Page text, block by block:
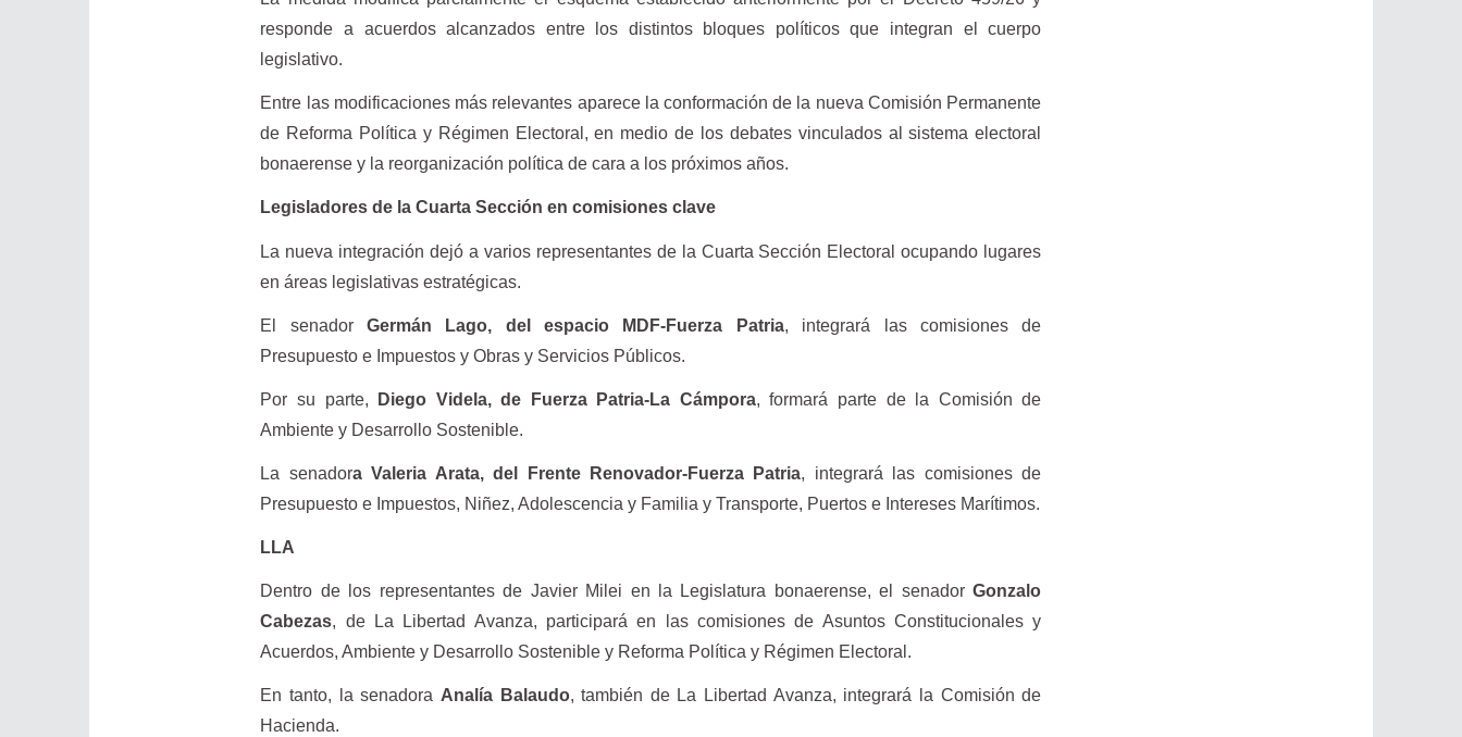
responde a acuerdos alcanzados entre los distintos bloques políticos que integran el cuerpo
legislativo.
Entre las modificaciones más relevantes aparece la conformación de la nueva Comisión Permanente
de Reforma Política y Régimen Electoral, en medio de los debates vinculados al sistema electoral
bonaerense y la reorganización política de cara a los próximos años.
Legisladores de la Cuarta Sección en comisiones clave
La nueva integración dejó a varios representantes de la Cuarta Sección Electoral ocupando lugares
en áreas legislativas estratégicas.
El senadorGermán Lago, del espacio MDF-Fuerza Patria, integrará las comisiones de
Presupuesto e Impuestos y Obras y Servicios Públicos.
Por su parte, Diego Videla, de Fuerza Patria-La Cámpora, formará parte de la Comisión de
Ambiente y Desarrollo Sostenible.
La senadora Valeria Arata, del Frente Renovador-Fuerza Patria, integrará las comisiones de
Presupuesto e Impuestos, Niñez, Adolescencia y Familia y Transporte, Puertos e Intereses Marítimos.
LLA
Dentro de los representantes de Javier Milei en la Legislatura bonaerense, el senadorGonzalo
Cabezas, de La Libertad Avanza, participará en las comisiones de Asuntos Constitucionales y
Acuerdos, Ambiente y Desarrollo Sostenible y Reforma Política y Régimen Electoral.
En tanto, la senadora Analía Balaudo, también de La Libertad Avanza, integrará la Comisión de
Hacienda.